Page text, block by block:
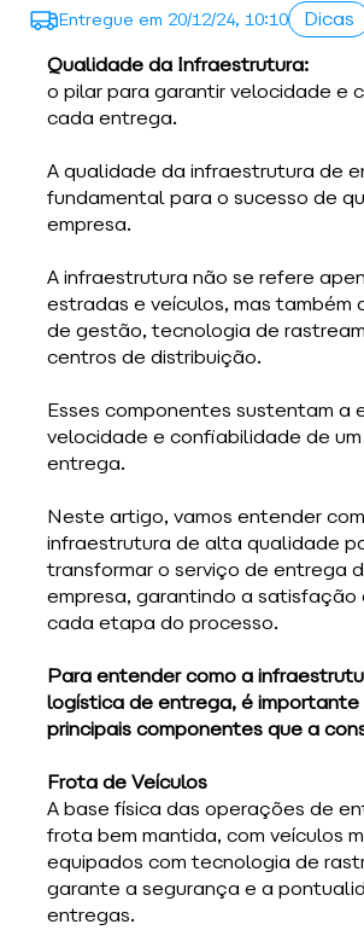
Entregue em 20/12/24, 10:10
Dicas
Qualidade da Infraestrutura:
o pilar para garantir velocidade e
cada entrega.
A qualidade da infraestrutura de
fundamental para o sucesso de
empresa.
A infraestrutura não se refere
estradas e veículos, mas também
de gestão, tecnologia de
centros de distribuição.
Esses componentes sustentam a
velocidade e confiabilidade de
entrega.
Neste artigo, vamos entender
infraestrutura de alta qualidade
transformar o serviço de entrega
empresa, garantindo a satisfação
cada etapa do processo.
Para entender como a
logística de entrega, é importante
principais componentes que a
Frota de Veículos
A base física das operações de
frota bem mantida, com veículos
equipados com tecnologia de
garante a segurança e a
entregas.